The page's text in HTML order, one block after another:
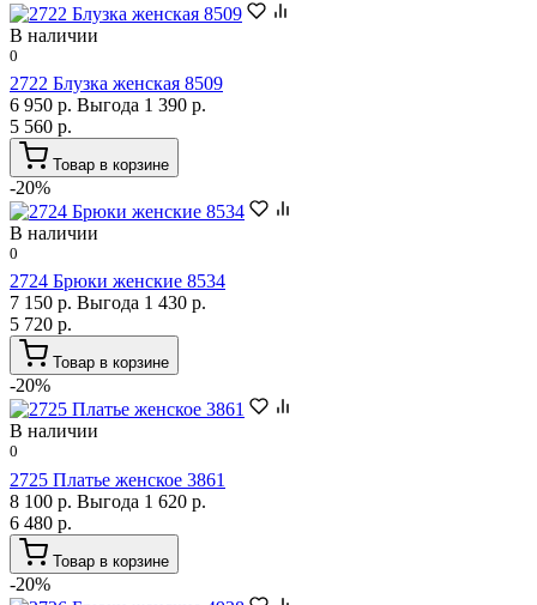
В наличии
0
2722 Блузка женская 8509
6 950 р. Выгода 1 390 р.
5 560 р.
Товар в корзине
-20%
В наличии
0
2724 Брюки женские 8534
7 150 р. Выгода 1 430 р.
5 720 р.
Товар в корзине
-20%
В наличии
0
2725 Платье женское 3861
8 100 р. Выгода 1 620 р.
6 480 р.
Товар в корзине
-20%